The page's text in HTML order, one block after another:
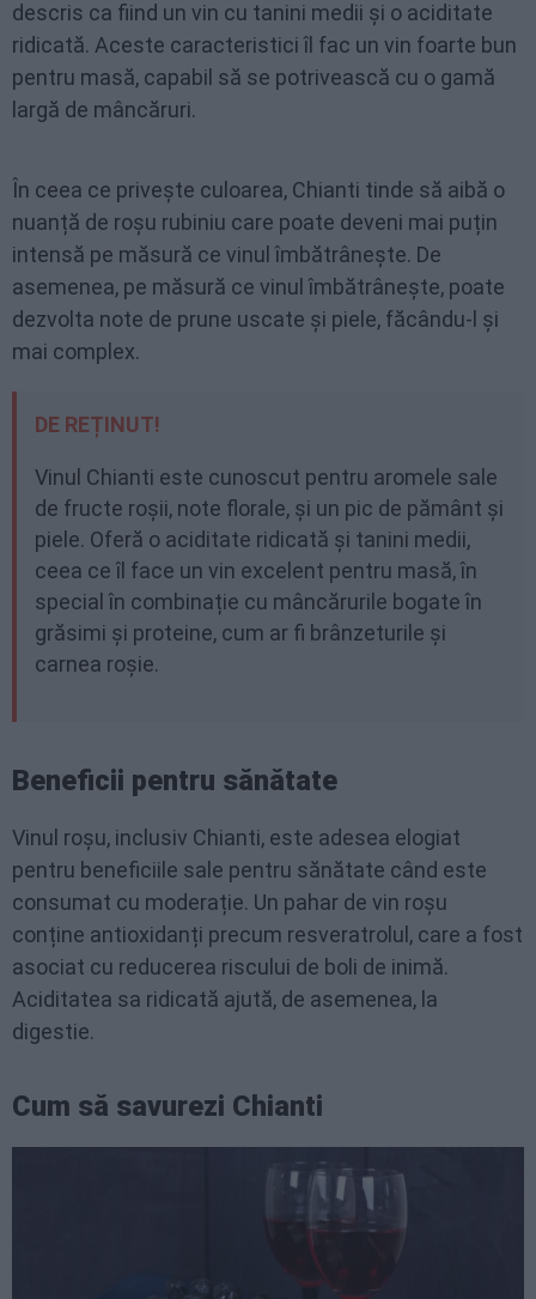
descris ca fiind un vin cu tanini medii și o aciditate
ridicată. Aceste caracteristici îl fac un vin foarte bun
pentru masă, capabil să se potrivească cu o gamă
largă de mâncăruri.
În ceea ce privește culoarea, Chianti tinde să aibă o
nuanță de roșu rubiniu care poate deveni mai puțin
intensă pe măsură ce vinul îmbătrânește. De
asemenea, pe măsură ce vinul îmbătrânește, poate
dezvolta note de prune uscate și piele, făcându-l și
mai complex.
DE REȚINUT!
Vinul Chianti este cunoscut pentru aromele sale
de fructe roșii, note florale, și un pic de pământ și
piele. Oferă o aciditate ridicată și tanini medii,
ceea ce îl face un vin excelent pentru masă, în
special în combinație cu mâncărurile bogate în
grăsimi și proteine, cum ar fi brânzeturile și
carnea roșie.
Beneficii pentru sănătate
Vinul roșu, inclusiv Chianti, este adesea elogiat
pentru beneficiile sale pentru sănătate când este
consumat cu moderație. Un pahar de vin roșu
conține antioxidanți precum resveratrolul, care a fost
asociat cu reducerea riscului de boli de inimă.
Aciditatea sa ridicată ajută, de asemenea, la
digestie.
Cum să savurezi Chianti